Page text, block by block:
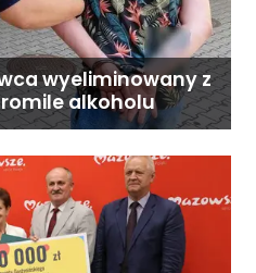
wyeliminowany z
alkoholu